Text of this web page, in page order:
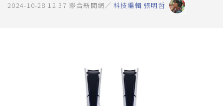
2024-10-28 12:37 聯合新聞網／ 科技編輯 張明哲